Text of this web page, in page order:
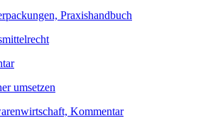
Praxishandbuch
umsetzen
Kommentar